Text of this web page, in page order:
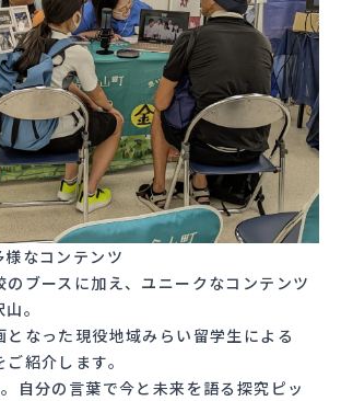
なコンテンツ
のブースに加え、ユニークなコンテンツ
。
となった現役地域みらい留学生による
ご紹介します。
自分の言葉で今と未来を語る探究ピッ